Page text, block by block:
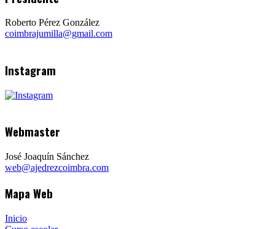
Roberto Pérez González
coimbrajumilla@gmail.com
Instagram
Webmaster
José Joaquín Sánchez
web@ajedrezcoimbra.com
Mapa Web
Inicio